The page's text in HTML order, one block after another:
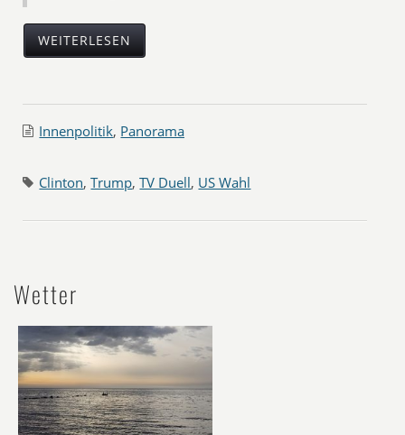
WEITERLESEN
Innenpolitik, Panorama
Clinton,Trump,TV Duell, US Wahl
Wetter